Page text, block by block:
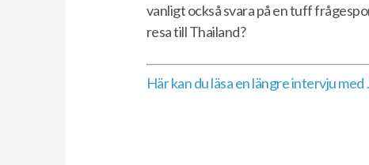
vanligt också svara på en tuff
resa till Thailand?
Här kan du läsa en längre intervju